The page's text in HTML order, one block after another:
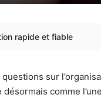
rapide et fiable
sur
désormais comme